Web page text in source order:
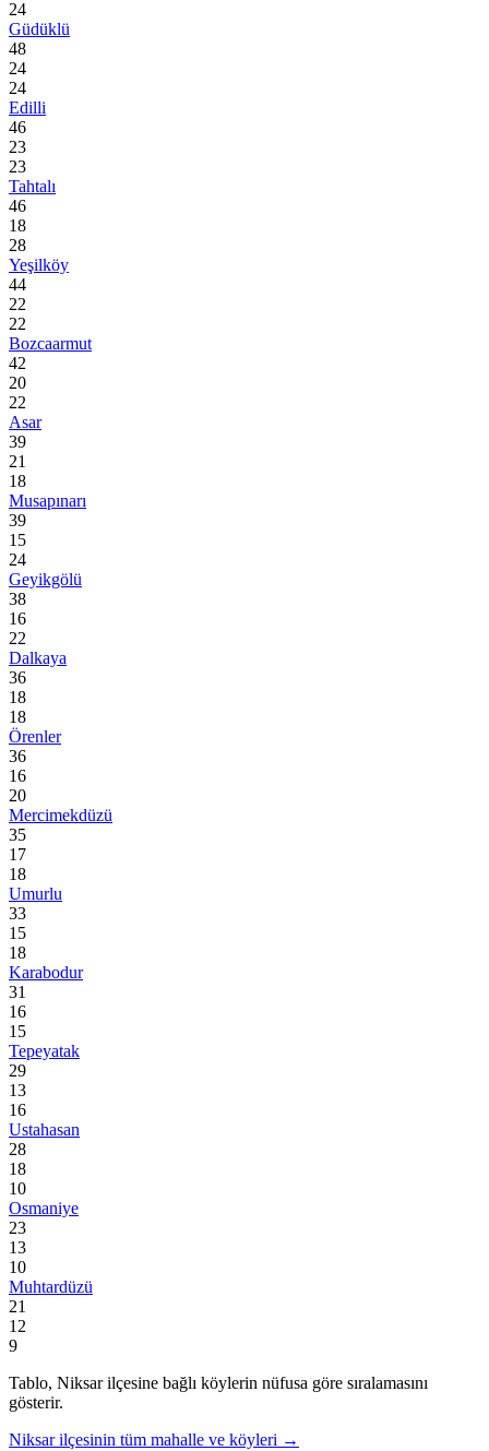
24
Güdüklü
48
24
24
Edilli
46
23
23
Tahtalı
46
18
28
Yeşilköy
44
22
22
Bozcaarmut
42
20
22
Asar
39
21
18
Musapınarı
39
15
24
Geyikgölü
38
16
22
Dalkaya
36
18
18
Örenler
36
16
20
Mercimekdüzü
35
17
18
Umurlu
33
15
18
Karabodur
31
16
15
Tepeyatak
29
13
16
Ustahasan
28
18
10
Osmaniye
23
13
10
Muhtardüzü
21
12
9
Tablo, Niksarilçesine bağlı köylerin nüfusa göre sıralamasını
gösterir.
Niksar ilçesinin tüm mahalle ve köyleri →